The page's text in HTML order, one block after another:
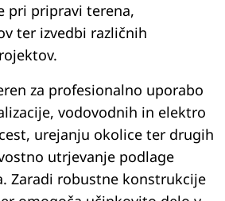
pri pripravi terena,
ter izvedbi različnih
za profesionalno uporabo
vodovodnih in elektro
urejanju okolice ter drugih
utrjevanje podlage
Zaradi robustne konstrukcije